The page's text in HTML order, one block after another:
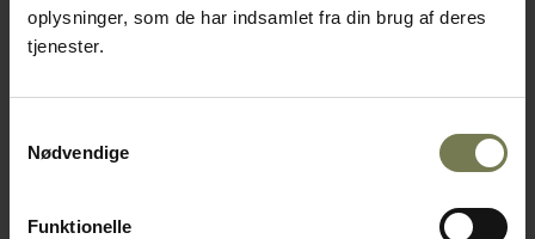
oplysninger, som de har indsamlet fra din brug af deres
tjenester.
Nødvendige
Funktionelle